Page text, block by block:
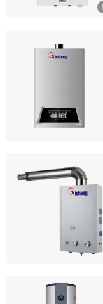
Zhongshan
Zhongshan
Guangdong